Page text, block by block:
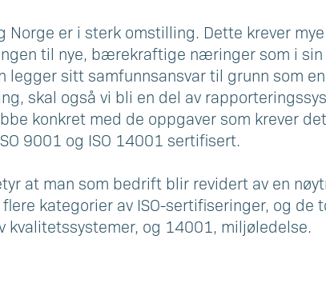
Norge er i sterk omstilling. Dette krever
til nye, bærekraftige næringer som i
legger sitt samfunnsansvar til grunn som
skal også vi bli en del av
konkret med de oppgaver som krever
9001 og ISO 14001 sertifisert.
at man som bedrift blir revidert av en
kategorier av ISO-sertifiseringer, og de
kvalitetssystemer, og 14001, miljøledelse.